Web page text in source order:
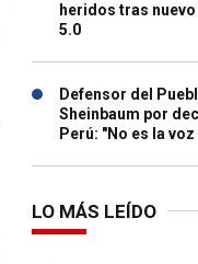
heridos tras
5.0
Defensor del
Sheinbaum por
Perú: "No es la
LO MÁS LEÍDO